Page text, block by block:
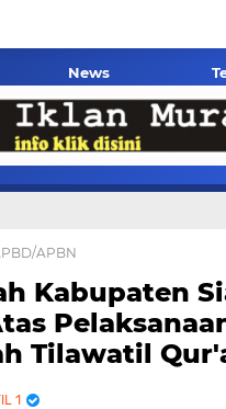
News
APBN
Kabupaten
Tilawatil
1